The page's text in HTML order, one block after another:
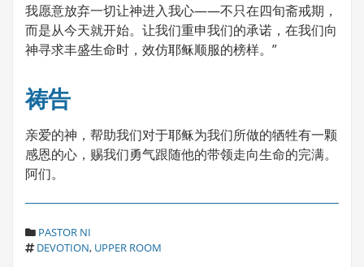
我愿意放弃一切让神进入我心——不只在四旬斋戒期，
而是从今天就开始。让我们重申我们的承诺，在我们向
神寻求丰盛生命时，效仿耶稣顺服的榜样。”
祷告
亲爱的神，帮助我们对于耶稣为我们所做的牺牲有一颗
感恩的心，赐我们勇气跟随他的带领走向生命的完满。
阿们。
C
A
PASTOR NI
T
DEVOTION, UPPER ROOM